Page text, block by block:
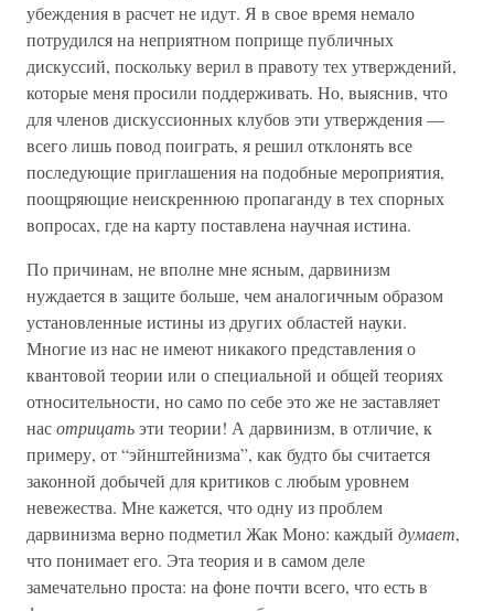
убеждения в расчет не идут. Я в свое время немало
потрудился на неприятном поприще публичных
дискуссий, поскольку верил в правоту тех утверждений,
которые меня просили поддерживать. Но, выяснив, что
для членов дискуссионных клубов эти утверждения —
всего лишь повод поиграть, я решил отклонять все
последующие приглашения на подобные мероприятия,
поощряющие неискреннюю пропаганду в тех спорных
вопросах, где на карту поставлена научная истина.
По причинам, не вполне мне ясным, дарвинизм
нуждается в защите больше, чем аналогичным образом
установленные истины из других областей науки.
Многие из нас не имеют никакого представления о
квантовой теории или о специальной и общей теориях
относительности, но само по себе это же не заставляет
насотрицатьэти теории! А дарвинизм, в отличие, к
примеру, от “эйнштейнизма”, как будто бы считается
законной добычей для критиков с любым уровнем
невежества. Мне кажется, что одну из проблем
дарвинизма верно подметил Жак Моно: каждый думает,
что понимает его. Эта теория и в самом деле
замечательно проста: на фоне почти всего, что есть в